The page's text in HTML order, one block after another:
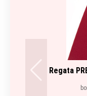
Regata